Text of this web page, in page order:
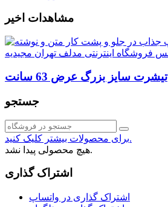
مشاهدات اخیر
تیشرت سایز بزرگ عرض 63 سانت
جستجو
برای محصولات بیشتر کلیک کنید.
هیچ محصولی پیدا نشد.
اشتراک گذاری
اشتراک گذاری در واتساپ